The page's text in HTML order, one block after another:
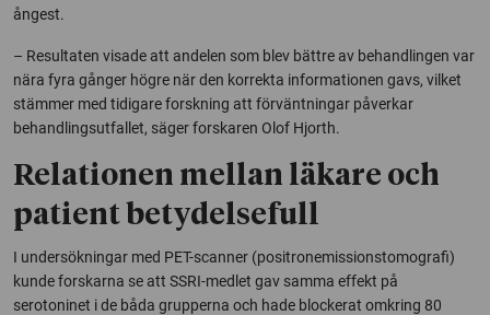
ångest.
– Resultaten visade att andelen som blev bättre av behandlingen var
nära fyra gånger högre när den korrekta informationen gavs, vilket
stämmer med tidigare forskning att förväntningar påverkar
behandlingsutfallet, säger forskaren Olof Hjorth.
Relationen mellan läkare och
patient betydelsefull
I undersökningar med PET-scanner (positronemissionstomografi)
kunde forskarna se att SSRI-medlet gav samma effekt på
serotoninet i de båda grupperna och hade blockerat omkring 80